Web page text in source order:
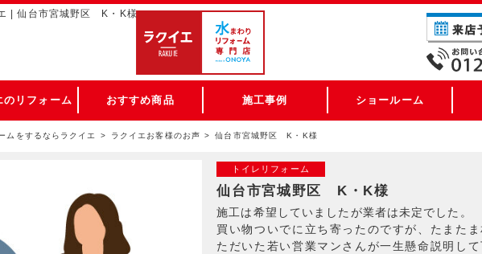
| 仙台市宮城野区 K・K様
のリフォーム おすすめ商品 施工事例 ショールーム
ムをするならラクイエ ラクイエお客様のお声 仙台市宮城野区 K・K様
トイレリフォーム
仙台市宮城野区 K・K様
施工は希望していましたが業者は未定でした。
買い物ついでに立ち寄ったのですが、たまた
ただいた若い営業マンさんが一生懸命説明し